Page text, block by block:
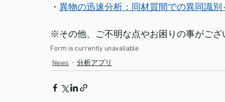
・ 異物の迅速分析：同材質間での異同識別
※その他、ご不明な点やお困りの事がご
Form is currently unavailable
News
分析アプリ